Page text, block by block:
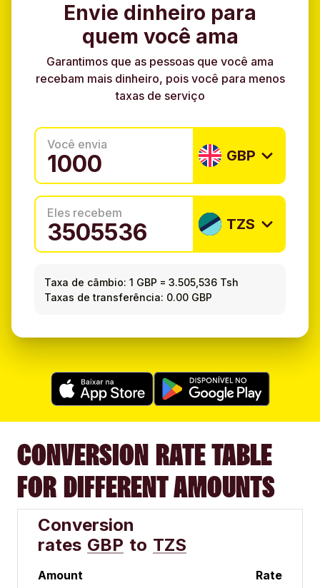
Envie dinheiro para
quem você ama
Garantimos que as pessoas que você ama
recebam mais dinheiro, pois você para menos
taxas de serviço
Você envia
GBP
Eles recebem
TZS
Taxa de câmbio: 1 GBP =3.505,536 Tsh
Taxas de transferência: 0.00 GBP
CONVERSION RATE TABLE
FOR DIFFERENT AMOUNTS
Conversion
rates GBP to TZS
Amount Rate